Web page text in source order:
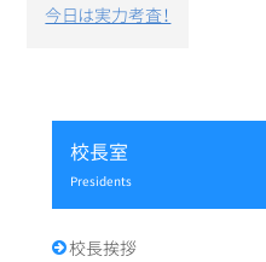
稿今日は実力考査！
校長室
presidents
校長挨拶